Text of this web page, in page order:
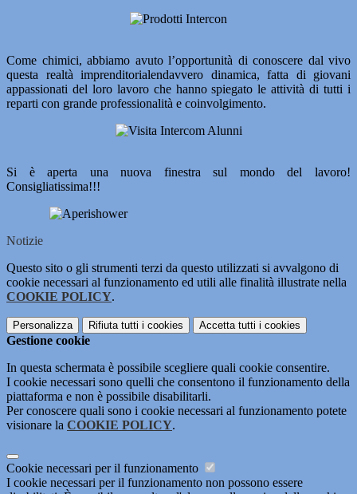
Come chimici, abbiamo avuto l’opportunità di conoscere dal vivo
questa realtà imprenditorialendavvero dinamica, fatta di giovani
appassionati del loro lavoro che hanno spiegato le attività di tutti i
reparti con grande professionalità e coinvolgimento.
Si è aperta una nuova finestra sul mondo del lavoro!
Consigliatissima!!!
Notizie
Questo sito o gli strumenti terzi da questo utilizzati si avvalgono di
cookie necessari al funzionamento ed utili alle finalità illustrate nella
COOKIE POLICY.
Personalizza Rifiuta tutti i cookies Accetta tutti i cookies
Gestione cookie
In questa schermata è possibile scegliere quali cookie consentire.
I cookie necessari sono quelli che consentono il funzionamento della
piattaforma e non è possibile disabilitarli.
Per conoscere quali sono i cookie necessari al funzionamento potete
visionare la COOKIE POLICY.
Cookie necessari per il funzionamento
I cookie necessari per il funzionamento non possono essere